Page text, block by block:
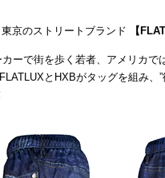
京のストリートブランド 【
ーで街を歩く若者、アメリカで
とHXBがタッグを組み、